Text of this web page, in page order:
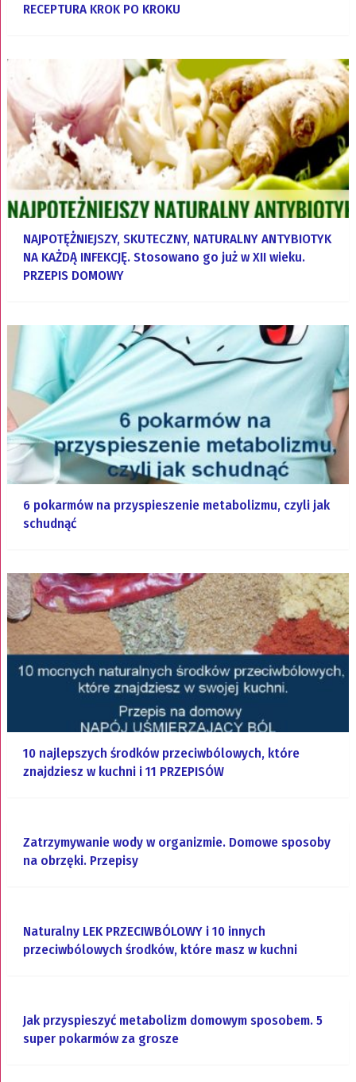
RECEPTURA KROK PO KROKU
NAJPOTĘŻNIEJSZY, SKUTECZNY, NATURALNY ANTYBIOTYK
NA KAŻDĄ INFEKCJĘ. Stosowano go już w XII wieku.
PRZEPIS DOMOWY
6 pokarmów na przyspieszenie metabolizmu, czyli jak
schudnąć
10 najlepszych środków przeciwbólowych, które
znajdziesz w kuchni i 11 PRZEPISÓW
Zatrzymywanie wody w organizmie. Domowe sposoby
na obrzęki. Przepisy
Naturalny LEK PRZECIWBÓLOWY i 10 innych
przeciwbólowych środków, które masz w kuchni
Jak przyspieszyć metabolizm domowym sposobem. 5
super pokarmów za grosze